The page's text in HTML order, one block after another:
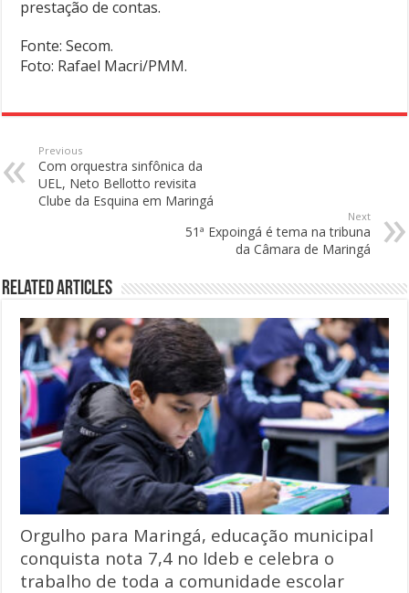
prestação de contas.
Fonte: Secom.
Foto: Rafael Macri/PMM.
Previous
Com orquestra sinfônica da
UEL, Neto Bellotto revisita
Clube da Esquina em Maringá
Next
51ª Expoingá é tema na tribuna
da Câmara de Maringá
Related Articles
Orgulho para Maringá, educação municipal
conquista nota 7,4 no Ideb e celebra o
trabalho de toda a comunidade escolar